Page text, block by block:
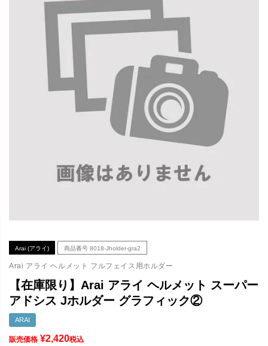
Arai (アライ) 商品番号 8018-Jholder-gra2
Arai アライ ヘルメット フルフェイス用ホルダー
【在庫限り】Arai アライ ヘルメット スーパー
アドシス Jホルダー グラフィック②
ARAI
販売価格 ¥2,420税込